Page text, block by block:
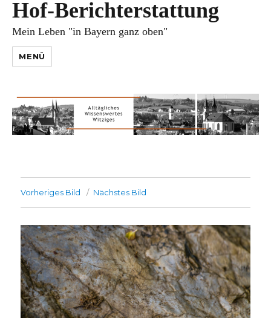
Hof-Berichterstattung
Mein Leben "in Bayern ganz oben"
MENÜ
Vorheriges Bild Nächstes Bild